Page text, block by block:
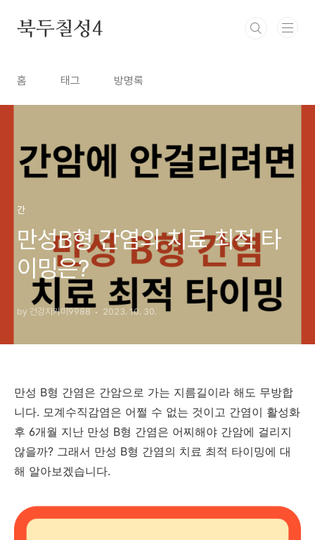
북두칠성4
홈 태그 방명록
간
만성B형 간염의 치료 최적 타
이밍은?
by 건강지키미9988 2023. 10. 30.
만성 B형 간염은 간암으로 가는 지름길이라 해도 무방합
니다. 모계수직감염은 어쩔 수 없는 것이고 간염이 활성화
후 6개월 지난 만성 B형 간염은 어찌해야 간암에 걸리지
않을까? 그래서 만성 B형 간염의 치료 최적 타이밍에 대
해 알아보겠습니다.